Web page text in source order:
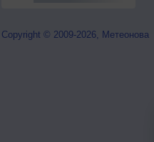
Copyright © 2009-2026, Метеонова